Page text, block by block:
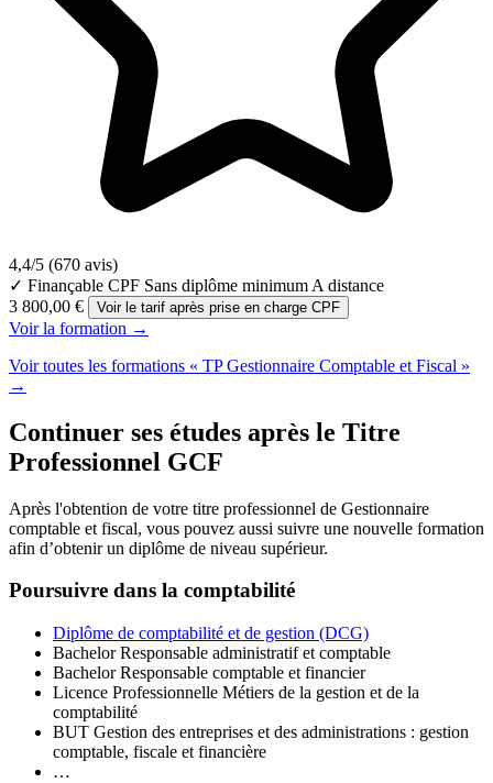
4,4/5 (670 avis)
✓ Finançable CPF Sans diplôme minimum A distance
3 800,00 €
Voir le tarif après prise en charge CPF
Voir la formation →
Voir toutes les formations « TP Gestionnaire Comptable et Fiscal »
→
Continuer ses études après le Titre
Professionnel GCF
Après l'obtention de votre titre professionnel de Gestionnaire
comptable et fiscal, vous pouvez aussi suivre une nouvelle formation
afin d’obtenir un diplôme de niveau supérieur.
Poursuivre dans la comptabilité
Diplôme de comptabilité et de gestion (DCG)
Bachelor Responsable administratif et comptable
Bachelor Responsable comptable et financier
Licence Professionnelle Métiers de la gestion et de la
comptabilité
BUT Gestion des entreprises et des administrations : gestion
comptable, fiscale et financière
…